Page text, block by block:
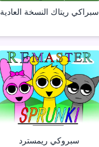
سبراكي ريتاك النسخة العادية
سبروكي ريمسترد